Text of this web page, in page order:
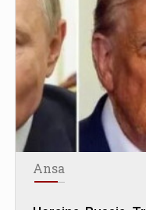
Ansa